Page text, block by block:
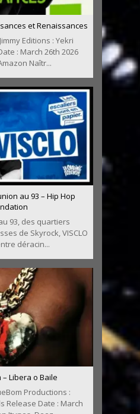
et Renaissances
Editions : Yekri
: March 26th 2026
Naîtr...
au 93 – Hip Hop
93, des quartiers
de Skyrock, VISCLO
déracin...
Libera o Baile
Productions :
Release Date : March